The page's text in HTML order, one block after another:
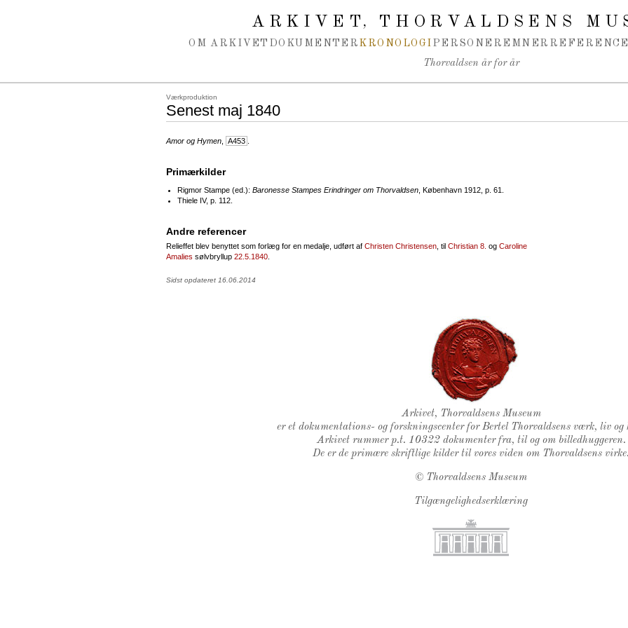
ARKIVET, THORVALDSENS
OM ARKIVET DOKUMENTER KRONOLOGI PERSONER EMNER
Thorvaldsen år for år
Værkproduktion
Senest maj 1840
Amor og Hymen A453
Primærkilder
Rigmor Stampe (ed.): Baronesse Stampes Erindringer om Thorvaldsen , København 1912, p. 61.
Thiele IV, p. 112.
Andre referencer
Relieffet blev benyttet som forlæg for en medalje, udført af Christen Christensen , til Christian 8. og Caroline
Amalies sølvbryllup 22.5.1840
Sidst opdateret 16.06.2014
Thorvaldsens Segl
Arkivet, Thorvaldsens Museum
er et dokumentations- og forskningscenter for Bertel Thorvaldsens værk, liv og
Arkivet rummer p.t. 10322 dokumenter fra, til og om billedhuggeren.
De er de primære skriftlige kilder til vores viden om Thorvaldsens virke.
© Thorvaldsens Museum
Tilgængelighedserklæring